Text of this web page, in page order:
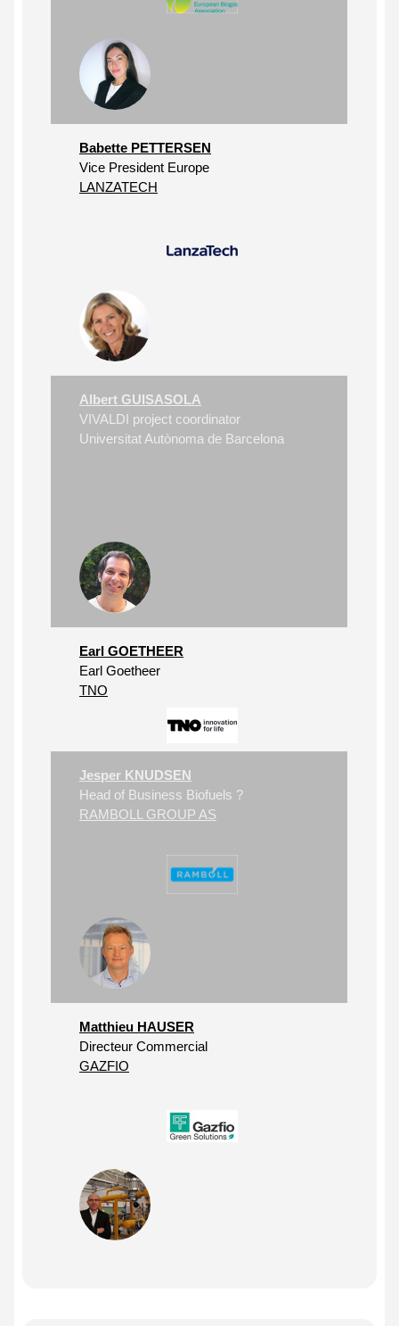
Babette PETTERSEN
Vice President Europe
LANZATECH
Albert GUISASOLA
VIVALDI project coordinator
Universitat Autònoma de Barcelona
Earl GOETHEER
Earl Goetheer
TNO
Jesper KNUDSEN
Head of Business Biofuels ?
RAMBOLL GROUP AS
Matthieu HAUSER
Directeur Commercial
GAZFIO